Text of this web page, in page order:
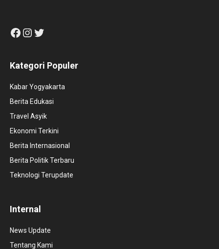
Facebook
Instagram
Twitter
Kategori Populer
Kabar Yogyakarta
Berita Edukasi
Travel Asyik
Ekonomi Terkini
Berita Internasional
Berita Politik Terbaru
Teknologi Terupdate
Internal
News Update
Tentang Kami